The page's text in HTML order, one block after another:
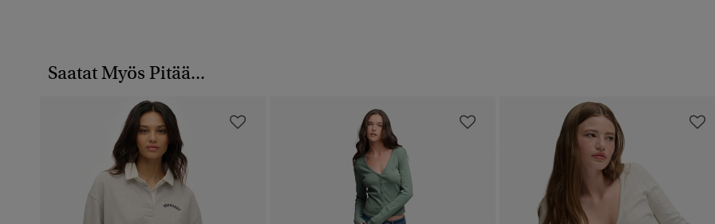
Saatat Myös Pitää...